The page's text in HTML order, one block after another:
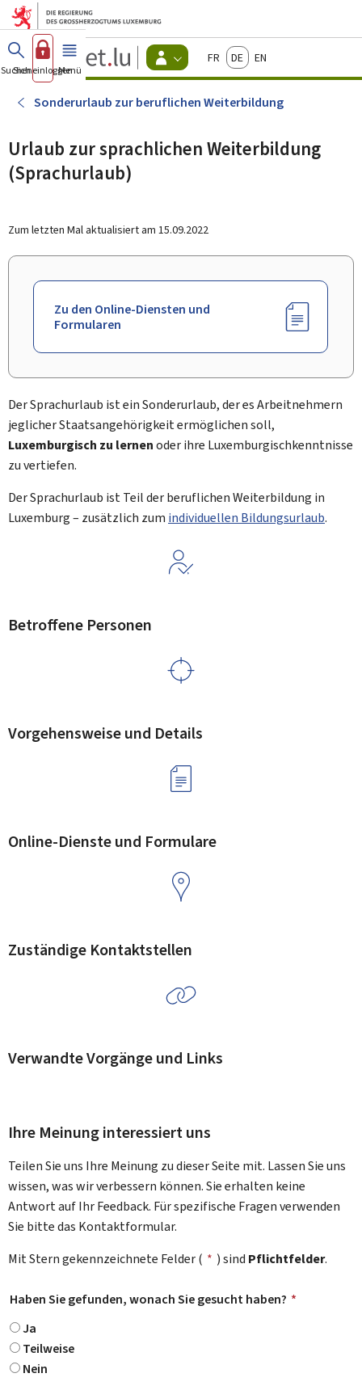
Zum Hauptmenü
Zum Inhalt
Guichet.lu
Changer
d'espace
-
Menu
actif
FrançaisDeutschEnglish
Suchen
Sich einloggen
Menü Haupt-
Sonderurlaub zur beruflichen Weiterbildung
Urlaub zur sprachlichen Weiterbildung
(Sprachurlaub)
Zum letzten Mal aktualisiert am 15.09.2022
Zu den Online-Diensten und
Formularen
Der Sprachurlaub ist ein Sonderurlaub, der es Arbeitnehmern
jeglicher Staatsangehörigkeit ermöglichen soll,
Luxemburgisch zu lernenoder ihre Luxemburgischkenntnisse
zu vertiefen.
Der Sprachurlaub ist Teil der beruflichen Weiterbildung in
Luxemburg – zusätzlich zum individuellen Bildungsurlaub.
Betroffene Personen
Vorgehensweise und Details
Online-Dienste und Formulare
Zuständige Kontaktstellen
Verwandte Vorgänge und Links
Ihre Meinung interessiert uns
Teilen Sie uns Ihre Meinung zu dieser Seite mit. Lassen Sie uns
wissen, was wir verbessern können. Sie erhalten keine
Antwort auf Ihr Feedback. Für spezifische Fragen verwenden
Sie bitte das Kontaktformular.
Mit Stern gekennzeichnete Felder ( * ) sind Pflichtfelder.
Haben Sie gefunden, wonach Sie gesucht haben? *
Ja
Teilweise
Nein